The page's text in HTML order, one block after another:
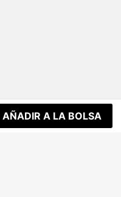
AÑADIR A LA BOLSA